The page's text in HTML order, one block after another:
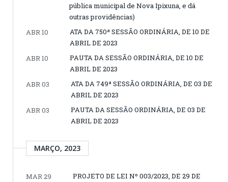
pública municipal de Nova Ipixuna, e dá
outras providências)
ABR 10
ATA DA 750ª SESSÃO ORDINÁRIA, DE 10 DE
ABRIL DE 2023
ABR 10
PAUTA DA SESSÃO ORDINÁRIA, DE 10 DE
ABRIL DE 2023
ABR 03
ATA DA 749ª SESSÃO ORDINÁRIA, DE 03 DE
ABRIL DE 2023
ABR 03
PAUTA DA SESSÃO ORDINÁRIA, DE 03 DE
ABRIL DE 2023
MARÇO, 2023
MAR 29
PROJETO DE LEI Nº 003/2023, DE 29 DE